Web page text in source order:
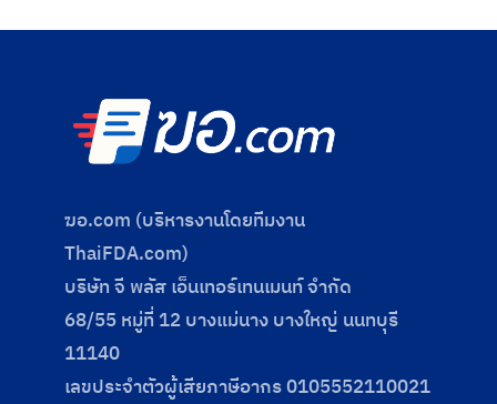
ฆอ.com (บริหารงานโดยทีมงาน
ThaiFDA.com)
บริษัท จี พลัส เอ็นเทอร์เทนเมนท์ จำกัด
68/55 หมู่ที่ 12 บางแม่นาง บางใหญ่ นนทบุรี
11140
เลขประจําตัวผู้เสียภาษีอากร 0105552110021